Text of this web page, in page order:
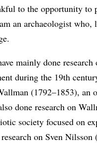
to the opportunity to
an archaeologist who,
mainly done
during the 19th
(1792–1853), an
done research on
society focused on
on Sven